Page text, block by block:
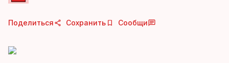
Поделиться Сохранить Сообщи